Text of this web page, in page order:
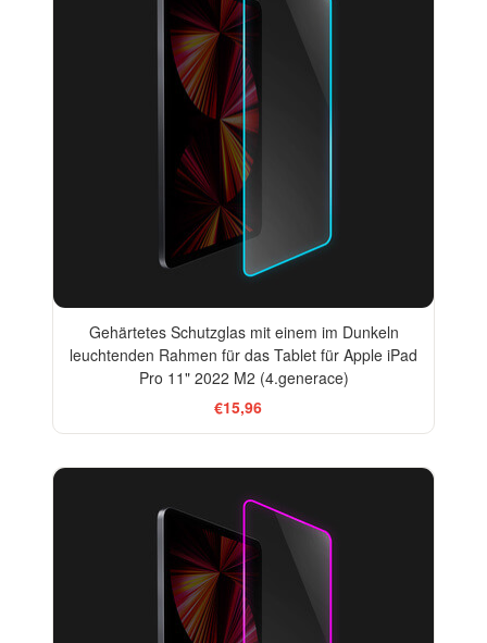
Gehärtetes Schutzglas mit einem im Dunkeln
leuchtenden Rahmen für das Tablet für Apple iPad
Pro 11" 2022 M2 (4.generace)
€15,96